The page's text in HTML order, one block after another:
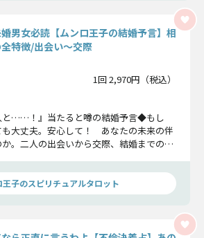
男女必読【ムンロ王子の結婚予言】相
特徴/出会い〜交際
1回 2,970円（税込）
と……！』当たると噂の結婚予言◆もし
大丈夫。安心して！ あなたの未来の伴
。二人の出会いから交際、結婚までの道
ます！
王子のスピリチュアルタロット